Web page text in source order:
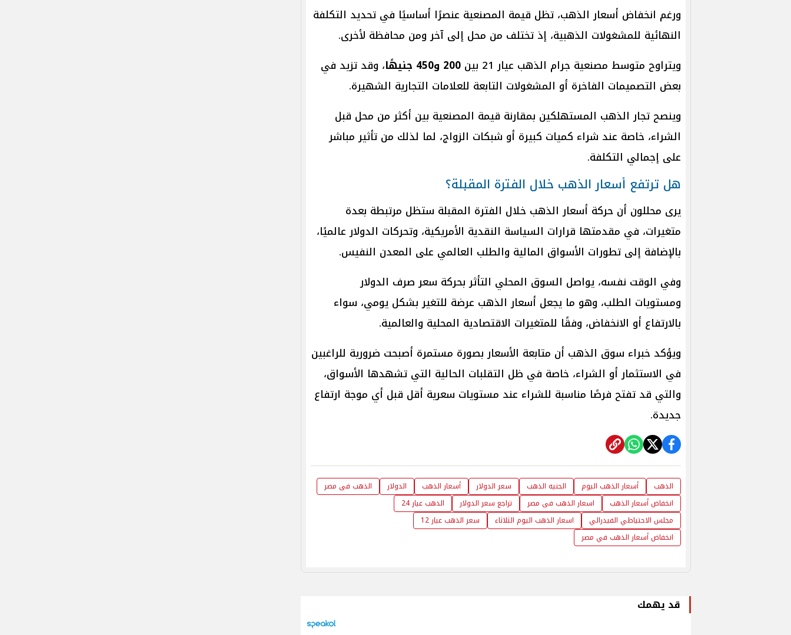
ورغم انخفاض أسعار الذهب، تظل قيمة المصنعية عنصرًا أساسيًا في تحديد التكلفة
النهائية للمشغولات الذهبية، إذ تختلف من محل إلى آخر ومن محافظة لأخرى.
ويتراوح متوسط مصنعية جرام الذهب عيار 21 بين
200 و450 جنيهًا
، وقد تزيد في
بعض التصميمات الفاخرة أو المشغولات التابعة للعلامات التجارية الشهيرة.
وينصح تجار الذهب المستهلكين بمقارنة قيمة المصنعية بين أكثر من محل قبل
الشراء، خاصة عند شراء كميات كبيرة أو شبكات الزواج، لما لذلك من تأثير مباشر
على إجمالي التكلفة.
هل ترتفع أسعار الذهب خلال الفترة المقبلة؟
يرى محللون أن حركة أسعار الذهب خلال الفترة المقبلة ستظل مرتبطة بعدة
متغيرات، في مقدمتها قرارات السياسة النقدية الأمريكية، وتحركات الدولار عالميًا،
بالإضافة إلى تطورات الأسواق المالية والطلب العالمي على المعدن النفيس.
وفي الوقت نفسه، يواصل السوق المحلي التأثر بحركة سعر صرف الدولار
ومستويات الطلب، وهو ما يجعل أسعار الذهب عرضة للتغير بشكل يومي، سواء
بالارتفاع أو الانخفاض، وفقًا للمتغيرات الاقتصادية المحلية والعالمية.
ويؤكد خبراء سوق الذهب أن متابعة الأسعار بصورة مستمرة أصبحت ضرورية للراغبين
في الاستثمار أو الشراء، خاصة في ظل التقلبات الحالية التي تشهدها الأسواق،
والتي قد تفتح فرصًا مناسبة للشراء عند مستويات سعرية أقل قبل أي موجة ارتفاع
جديدة.
الذهب أسعار الذهب اليوم الجنيه الذهب سعر الدولار أسعار الذهب الدولار
الذهب فى مصر
انخفاض أسعار الذهب
اسعار الذهب فى مصر تراجع سعر الدولار
الذهب عيار 24
مجلس الاحتياطي الفيدرالي
اسعار الذهب اليوم الثلاثاء
سعر الذهب عيار 12
انخفاض أسعار الذهب في مصر
قد يهمك